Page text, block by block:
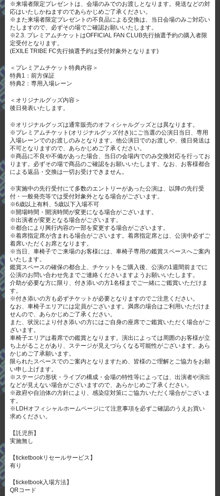
※来場者限定プレゼントは、会場のみでのお渡しとなります。発送などの対
応はいたしかねますのであらかじめご了承ください。
※また来場者限定プレゼントの不良品による交換は、当日会場のみご対応い
たしますので、必ずその場でご確認お願いいたします。
※2.3. プレミアムチケットはOFFICIAL FAN CLUB先行抽選予約の購入者限
定受付となります。
(EXILE TRIBE FC先行抽選予約は受付対象外となります)
＜プレミアムチケット特典内容＞
特典1：前方保証
特典2：専用入場レーン
＜オリジナルグッズ内容＞
後日発表いたします。
※オリジナルグッズは通常販売のオフィシャルグッズとは異なります。
※プレミアムチケット(オリジナルグッズ付き)にご当選の公演日当日、専用
入場レーンでのお渡しのみとなります。他公演日でのお渡しや、後日発送は
不可となりますので、あらかじめご了承ください。
※商品に不良や不備があった場合、当日の会場内でのみ交換対応を行ってお
ります。必ずその場で商品のご確認をお願いいたします。なお、お客様都合
による返品・交換は一切お受けできません。
※実施中の先行受付にて多数のエントリーがあった公演は、以降の先行受
付・一般発売等では受付対象外となる場合がございます。
※6歳以上有料、5歳以下入場不可
※開場時間・開演時間が変更になる場合がございます。
※出演者が変更となる場合がございます。
※都合により興行内容の一部を変更する場合がございます。
※着席指定席が含まれる場合がございます。着席指定席とは、公演中必ずご
着席いただくお席となります。
※当日、車椅子でご来場のお客様には、車椅子専用の鑑賞スペースへご案内
いたします。
鑑賞スペースの確保の都合上、チケットをご購入後、公演の1週間前までに
公演のお問い合わせ先までご連絡くださいますようお願いいたします。
介助が必要な方に限り、付き添いの方1名様までご一緒にご鑑賞いただけま
す。
※付き添いの方も必ずチケットが必要となりますのでご注意ください。
なお、車椅子エリアには定員がございます。満席の場合はご利用いただけま
せんので、あらかじめご了承ください。
また、状況により付き添いの方にはご自身の座席でご鑑賞いただく場合がご
ざいます。
車椅子エリアは着席での鑑賞となります。演出によっては周囲のお客様が立
ち上がることがあり、ステージが見えづらくなる可能性がございます。あら
かじめご了承願います。
限られたスペースでのご案内となりますため、皆様のご理解とご協力をお願
い申し上げます。
※ステージの形状・ライブの構成・会場の特性等によっては、出演者や演出
などが見えない場合がございますので、あらかじめご了承ください。
※政府や自治体の方針により、感染症対策にご協力いただく場合がございま
す。
※LDHオフィシャルホームページにて注意事項を必ずご確認のうえお買い
求めください。
【託児所】
実施無し
【ticketbookリセールサービス】
有り
【ticketbook入場方法】
QRコード